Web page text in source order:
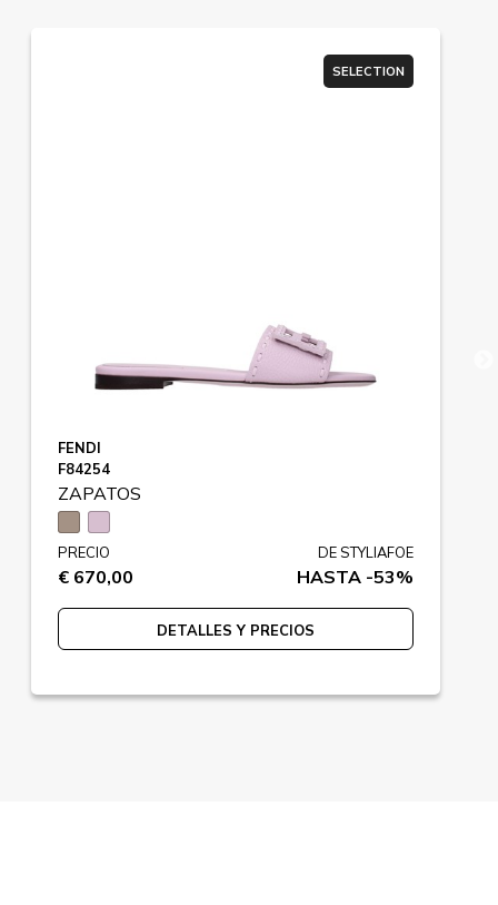
SELECTION
FENDI
F84254
ZAPATOS
PRECIO
€ 670,00
DE STYLIAFOE
HASTA -53%
DETALLES Y PRECIOS